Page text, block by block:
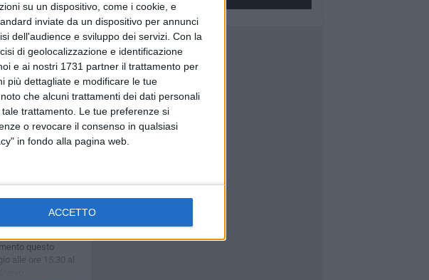
su un dispositivo, come i cookie, e
inviate da un dispositivo per annunci
dell'audience e sviluppo dei servizi. Con la
di geolocalizzazione e identificazione
e ai nostri 1731 partner il trattamento per
più dettagliate e modificare le tue
che alcuni trattamenti dei dati personali
trattamento. Le tue preferenze si
o revocare il consenso in qualsiasi
in fondo alla pagina web.
ACCETTO
l'incontro
in scena"
questo
alle ore 15:30 al